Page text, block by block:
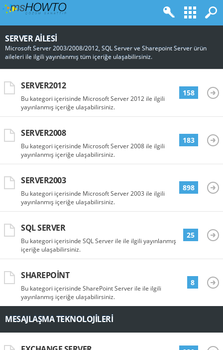
SERVER AILESI
Microsoft Server 2003/2008/2012, SQL Server ve Sharepoint Server ürün
aileleri ile ilgili yayınlanmış tüm içeriğe ulaşabilirsiniz.
SERVER2012
Bu kategori içerisinde Microsoft Server 2012 ile ilgili
yayınlanmış içeriğe ulaşabilirsiniz.
158
SERVER2008
Bu kategori içerisinde Microsoft Server 2008 ile ilgili
yayınlanmış içeriğe ulaşabilirsiniz.
183
SERVER2003
Bu kategori içerisinde Microsoft Server 2003 ile ilgili
yayınlanmış içeriğe ulaşabilirsiniz.
898
SQL SERVER
Bu kategori içerisinde SQL Server ile ile ilgili yayınlanmış
içeriğe ulaşabilirsiniz.
25
SHAREPOINT
Bu kategori içerisinde SharePoint Server ile ile ilgili
yayınlanmış içeriğe ulaşabilirsiniz.
8
MESAJLAŞMA TEKNOLOJILERI